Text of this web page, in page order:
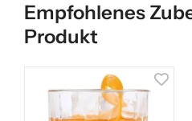
Empfohlenes
Produkt